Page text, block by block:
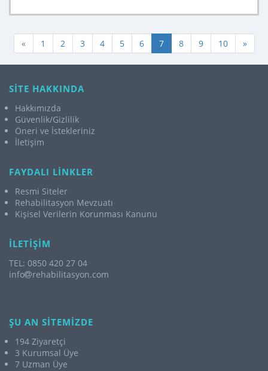
« 1 2 3 4 5 6 7 8 9 10 »
SİTE HAKKINDA
Hakkımızda
Güvenlik/Gizlilik
Öneri ve İstekleriniz
İletişim
FAYDALI LİNKLER
Resmi Siteler
Rehabilitasyon Mevzuatı
Kişisel Verilerin Korunması Kanunu
İLETİŞİM
TEL: 0850 420 27 04
info
rehabilitasyon.com
ŞU AN SİTEMİZDE
194 Ziyaretçi
3 Kurumsal Üye
7 Uzman Üye